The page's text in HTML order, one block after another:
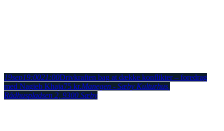
19sep19:0021:00Drivkraften bag at dække konflikter – foredrag
med Nagieb Khaja75 kr.Manegen - Sæby Kulturhus
Rådhuspladsen 2, 9300 Sæby